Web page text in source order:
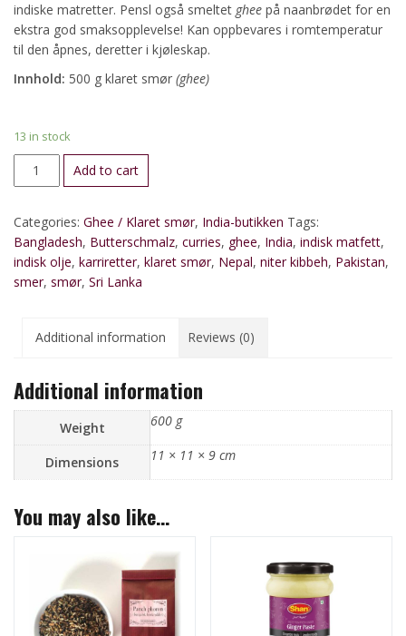
indiske matretter. Pensl også smeltet ghee på naanbrødet for en
ekstra god smaksopplevelse! Kan oppbevares i romtemperatur
til den åpnes, deretter i kjøleskap.
Innhold: 500 g klaret smør (ghee)
13 in stock
Ghee
/
smør,
500
g
quantity
Add to cart
Categories: Ghee / Klaret smør, India-butikken Tags:
Bangladesh, Butterschmalz, curries, ghee, India, indisk matfett,
indisk olje, karriretter, klaret smør, Nepal, niter kibbeh, Pakistan,
smer, smør, Sri Lanka
Additional information Reviews (0)
Additional information
Weight 600 g
Dimensions 11 × 11 × 9 cm
You may also like…